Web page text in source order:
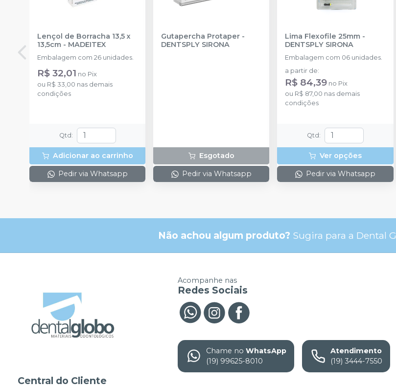
Lençol de Borracha 13,5 x
13,5cm - MADEITEX
Embalagem com 26 unidades.
R$ 32,01 no Pix
ou R$ 33,00 nas demais
condições
Qtd :
Adicionar ao carrinho
Pedir via Whatsapp
Gutapercha Protaper -
DENTSPLY SIRONA
Esgotado
Pedir via Whatsapp
Lima Flexofile 25mm -
DENTSPLY SIRONA
Embalagem com 06 unidades.
a partir de:
R$ 84,39 no Pix
ou R$ 87,00 nas demais
condições
Qtd :
Ver opções
Pedir via Whatsapp
Não achou algum produto? Sugira para a Dental
Central do Cliente
Acompanhe nas
Redes Sociais
Chame no WhatsApp
(19) 99625-8010
Atendimento
(19) 3444-7550